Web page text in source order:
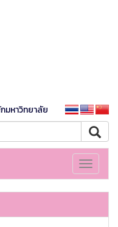
มหาวิทยาลัย
Toggle